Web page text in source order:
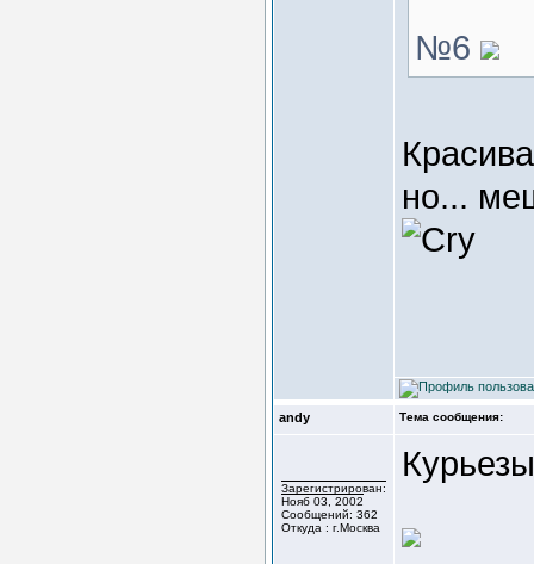
№6
но...
andy Тема сообщения:
Зарегистрирован:
Нояб 03, 2002
Сообщений: 362
Откуда : г.Москва
Курьезы